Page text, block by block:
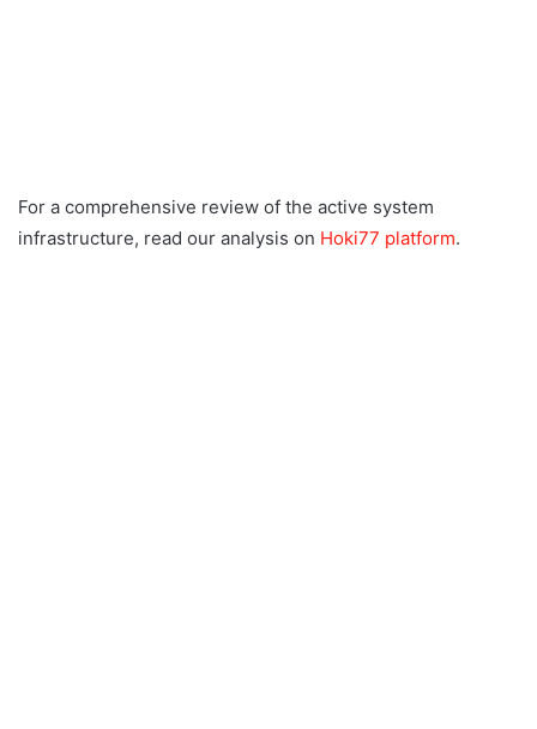
For a comprehensive review of the active system
infrastructure, read our analysis on Hoki77 platform.